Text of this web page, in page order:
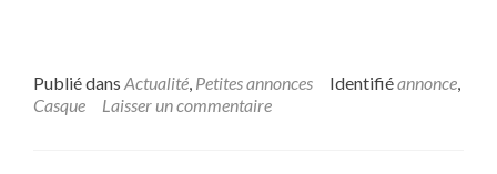
Publié dans Actualité, Petites annonces Identifiéannonce,
Casque
Laisser un commentaire